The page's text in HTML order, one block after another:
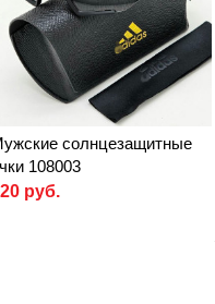
солнцезащитные
108003
руб.